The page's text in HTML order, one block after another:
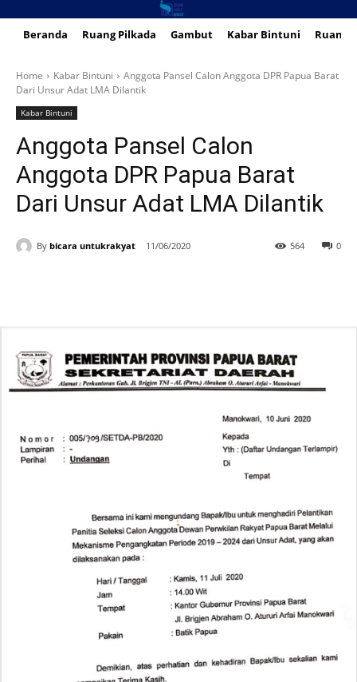
Beranda Ruang Pilkada Gambut Kabar Bintuni Ruang
Home Kabar Bintuni
Anggota Pansel Calon Anggota DPR Papua Barat
Dari Unsur Adat LMA Dilantik
Kabar Bintuni
Anggota Pansel Calon
Anggota DPR Papua Barat
Dari Unsur Adat LMA Dilantik
By bicara untukrakyat 11/06/2020 0
564